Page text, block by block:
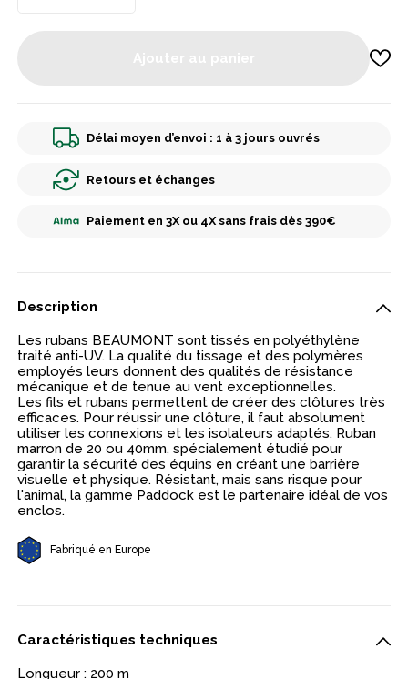
Délai moyen d’envoi : 1 à 3 jours ouvrés
Retours et échanges
Paiement en 3X ou 4X sans frais dès 390€
Description
Les rubans BEAUMONT sont tissés en polyéthylène
traité anti-UV. La qualité du tissage et des polymères
employés leurs donnent des qualités de résistance
mécanique et de tenue au vent exceptionnelles.
Les fils et rubans permettent de créer des clôtures très
efficaces. Pour réussir une clôture, il faut absolument
utiliser les connexions et les isolateurs adaptés. Ruban
marron de 20 ou 40mm, spécialement étudié pour
garantir la sécurité des équins en créant une barrière
visuelle et physique. Résistant, mais sans risque pour
l'animal, la gamme Paddock est le partenaire idéal de vos
enclos.
Fabriqué en Europe
Caractéristiques techniques
Longueur : 200 m